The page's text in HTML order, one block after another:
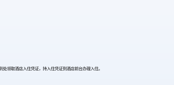
领取酒店入住凭证，持入住凭证到酒店前台办理入住。